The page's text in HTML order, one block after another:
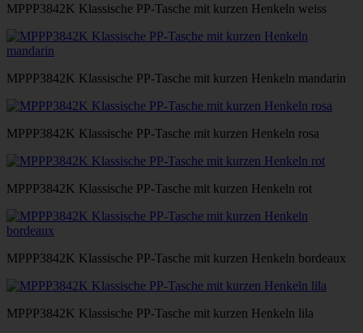
MPPP3842K Klassische PP-Tasche mit kurzen Henkeln weiss
MPPP3842K Klassische PP-Tasche mit kurzen Henkeln mandarin
MPPP3842K Klassische PP-Tasche mit kurzen Henkeln rosa
MPPP3842K Klassische PP-Tasche mit kurzen Henkeln rot
MPPP3842K Klassische PP-Tasche mit kurzen Henkeln bordeaux
MPPP3842K Klassische PP-Tasche mit kurzen Henkeln lila